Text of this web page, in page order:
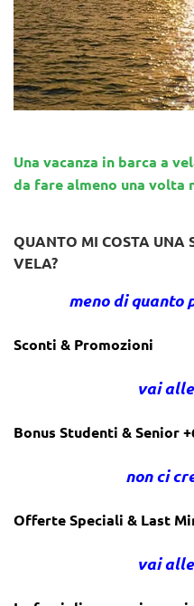
Una vacanza in barca a
da fare almeno una
QUANTO MI COSTA UNA
VELA?
meno di quanto
Sconti & Promozioni
vai
Bonus Studenti & Senior
non ci
Offerte Speciali & Last
vai